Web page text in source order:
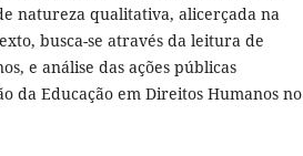
natureza qualitativa, alicerçada na
busca-se através da leitura de
e análise das ações públicas
da Educação em Direitos Humanos no